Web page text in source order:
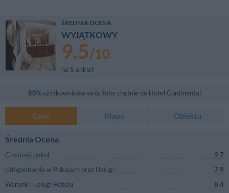
ŚREDNIA OCENA
WYJĄTKOWY
9.5/10
na 5 ankiet
80% użytkowników wróciłoby chętnie do Hotel Continental
Ceny Mapa Obiektu
Średnia Ocena
Czystość pokoi
9.7
Udogodnienia w Pokojach oraz Usługi
7.9
Warunki i usługi Hotelu
8.4